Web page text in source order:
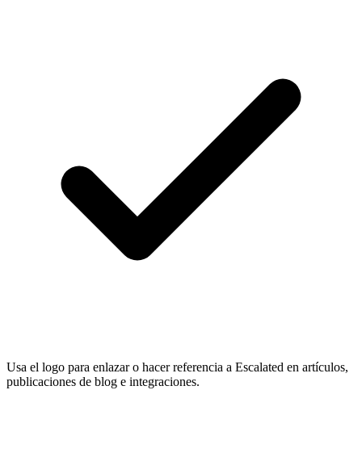
Usa el logo para enlazar o hacer referencia a Escalated en artículos,
publicaciones de blog e integraciones.